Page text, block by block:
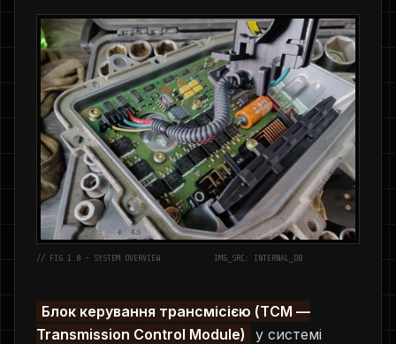
// FIG 1.0 - SYSTEM OVERVIEW IMG_SRC: INTERNAL_DB
Блок керування трансмісією (TCM —
Transmission Control Module)
у системі